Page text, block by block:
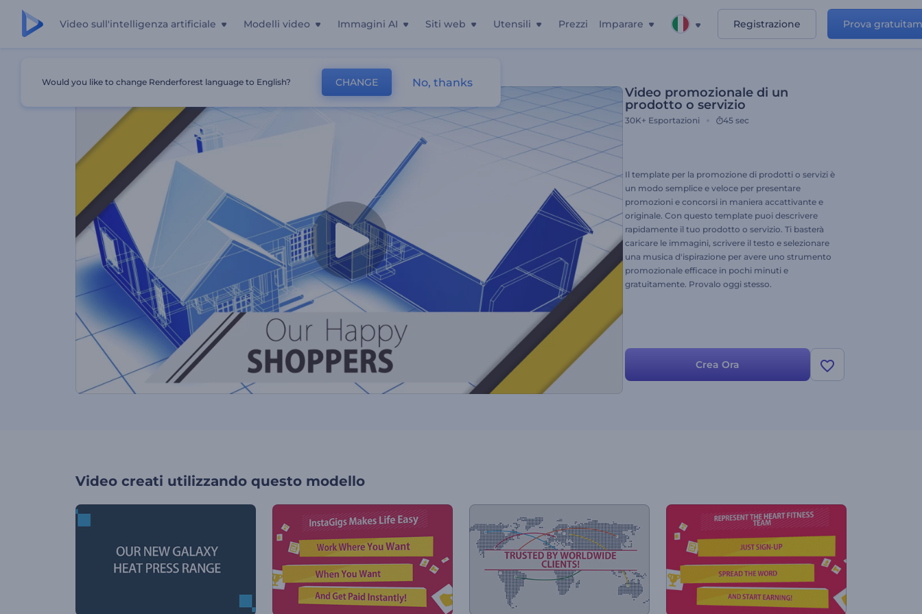
Video sull'intelligenza artificiale Modelli video Immagini AI Siti web Utensili Prezzi Imparare Registrazione Prova
Video Promozionale Di Un Prodotto O Servizio
Video promozionale di un
prodotto o servizio
30K+ Esportazioni 45 sec
Il template per la promozione di prodotti o servizi è
un modo semplice e veloce per presentare
promozioni e concorsi in maniera accattivante e
originale. Con questo template puoi descrivere
rapidamente il tuo prodotto o servizio. Ti basterà
caricare le immagini, scrivere il testo e selezionare
una musica d'ispirazione per avere uno strumento
promozionale efficace in pochi minuti e
gratuitamente. Provalo oggi stesso.
Crea Ora
Video creati utilizzando questo modello
Would you like to change Renderforest language to English? CHANGE No, thanks